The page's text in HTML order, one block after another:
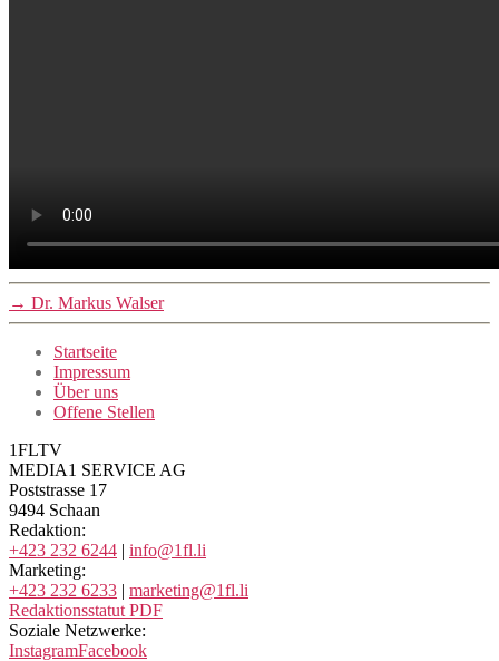
→ Dr. Markus Walser
Startseite
Impressum
Über uns
Offene Stellen
1FLTV
MEDIA1 SERVICE AG
Poststrasse 17
9494 Schaan
Redaktion:
+423 232 6244 | info@1fl.li
Marketing:
+423 232 6233 | marketing@1fl.li
Redaktionsstatut PDF
Soziale Netzwerke:
InstagramFacebook